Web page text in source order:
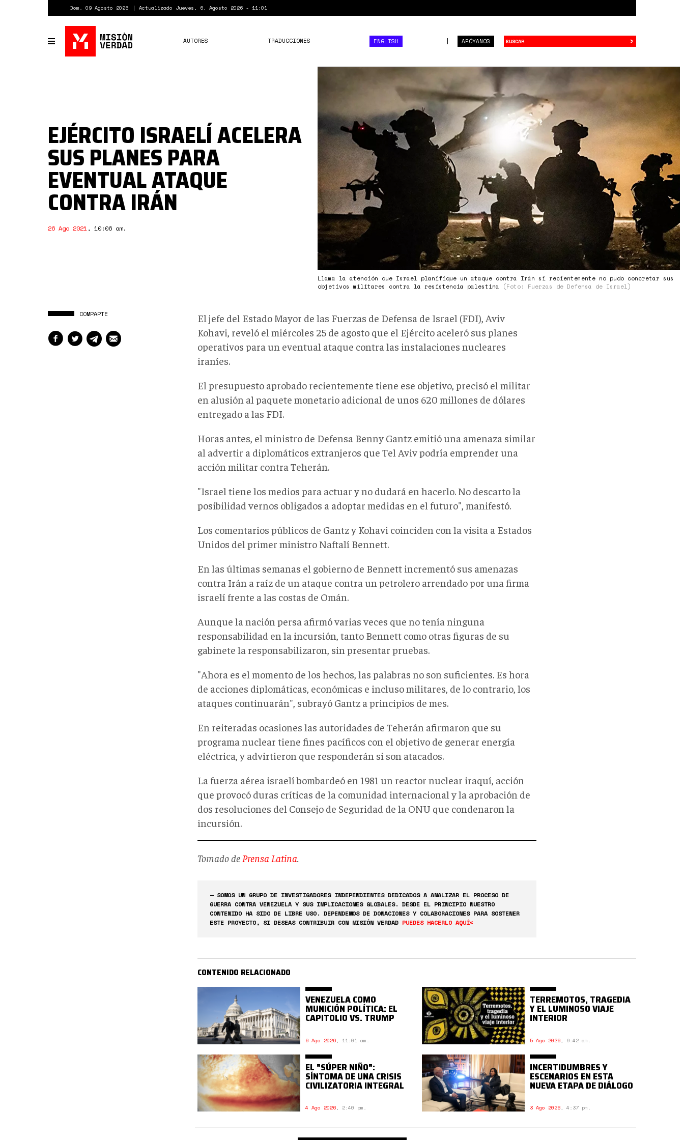
Dom. 09 Agosto 2026 Actualizado Jueves, 6. Agosto 2026 - 11:01
Toggle
navigation
APÓYANOS
AUTORES TRADUCCIONES ENGLISH ›
Llama la atención que Israel planifique un ataque contra Irán si recientemente no pudo concretar sus
objetivos militares contra la resistencia palestina
(Foto: Fuerzas de Defensa de Israel)
EJÉRCITO ISRAELÍ ACELERA
SUS PLANES PARA
EVENTUAL ATAQUE
CONTRA IRÁN
26 Ago 2021, 10:06 am.
COMPARTE
El jefe del Estado Mayor de las Fuerzas de Defensa de Israel (FDI), Aviv
Kohavi, reveló el miércoles 25 de agosto que el Ejército aceleró sus planes
operativos para un eventual ataque contra las instalaciones nucleares
iraníes.
El presupuesto aprobado recientemente tiene ese objetivo, precisó el militar
en alusión al paquete monetario adicional de unos 620 millones de dólares
entregado a las FDI.
Horas antes, el ministro de Defensa Benny Gantz emitió una amenaza similar
al advertir a diplomáticos extranjeros que Tel Aviv podría emprender una
acción militar contra Teherán.
"Israel tiene los medios para actuar y no dudará en hacerlo. No descarto la
posibilidad vernos obligados a adoptar medidas en el futuro", manifestó.
Los comentarios públicos de Gantz y Kohavi coinciden con la visita a Estados
Unidos del primer ministro Naftalí Bennett.
En las últimas semanas el gobierno de Bennett incrementó sus amenazas
contra Irán a raíz de un ataque contra un petrolero arrendado por una firma
israelí frente a las costas de Omán.
Aunque la nación persa afirmó varias veces que no tenía ninguna
responsabilidad en la incursión, tanto Bennett como otras figuras de su
gabinete la responsabilizaron, sin presentar pruebas.
"Ahora es el momento de los hechos, las palabras no son suficientes. Es hora
de acciones diplomáticas, económicas e incluso militares, de lo contrario, los
ataques continuarán", subrayó Gantz a principios de mes.
En reiteradas ocasiones las autoridades de Teherán afirmaron que su
programa nuclear tiene fines pacíficos con el objetivo de generar energía
eléctrica, y advirtieron que responderán si son atacados.
La fuerza aérea israelí bombardeó en 1981 un reactor nuclear iraquí, acción
que provocó duras críticas de la comunidad internacional y la aprobación de
dos resoluciones del Consejo de Seguridad de la ONU que condenaron la
incursión.
Tomado de Prensa Latina.
— SOMOS UN GRUPO DE INVESTIGADORES INDEPENDIENTES DEDICADOS A ANALIZAR EL PROCESO DE
GUERRA CONTRA VENEZUELA Y SUS IMPLICACIONES GLOBALES. DESDE EL PRINCIPIO NUESTRO
CONTENIDO HA SIDO DE LIBRE USO. DEPENDEMOS DE DONACIONES Y COLABORACIONES PARA SOSTENER
ESTE PROYECTO, SI DESEAS CONTRIBUIR CON MISIÓN VERDAD PUEDES HACERLO AQUÍ<
CONTENIDO RELACIONADO
VENEZUELA COMO
MUNICIÓN POLÍTICA: EL
CAPITOLIO VS. TRUMP
6 Ago 2026, 11:01 am.
TERREMOTOS, TRAGEDIA
Y EL LUMINOSO VIAJE
INTERIOR
5 Ago 2026, 9:42 am.
EL "SÚPER NIÑO":
SÍNTOMA DE UNA CRISIS
CIVILIZATORIA INTEGRAL
4 Ago 2026, 2:40 pm.
INCERTIDUMBRES Y
ESCENARIOS EN ESTA
NUEVA ETAPA DE DIÁLOGO
3 Ago 2026,4:37 pm.